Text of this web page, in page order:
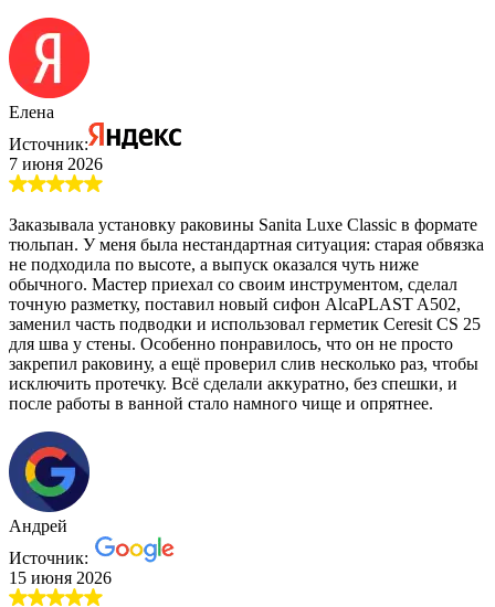
Елена
Источник:
7 июня 2026
Заказывала установку раковины Sanita Luxe Classic в формате
тюльпан. У меня была нестандартная ситуация: старая обвязка
не подходила по высоте, а выпуск оказался чуть ниже
обычного. Мастер приехал со своим инструментом, сделал
точную разметку, поставил новый сифон AlcaPLAST A502,
заменил часть подводки и использовал герметик Ceresit CS 25
для шва у стены. Особенно понравилось, что он не просто
закрепил раковину, а ещё проверил слив несколько раз, чтобы
исключить протечку. Всё сделали аккуратно, без спешки, и
после работы в ванной стало намного чище и опрятнее.
Андрей
Источник:
15 июня 2026